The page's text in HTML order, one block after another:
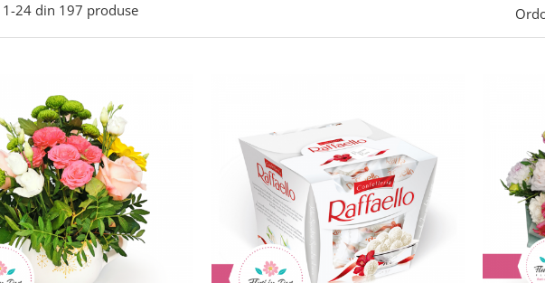
1-24 din 197 produse